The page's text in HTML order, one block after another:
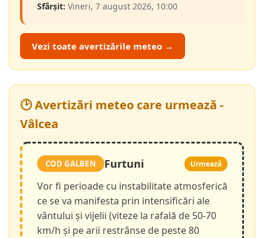
Sfârșit: Vineri, 7 august 2026, 10:00
Vezi toate avertizările meteo →
🕑 Avertizări meteo care urmează -
Vâlcea
COD GALBEN Furtuni Urmează
Vor fi perioade cu instabilitate atmosferică
ce se va manifesta prin intensificări ale
vântului și vijelii (viteze la rafală de 50-70
km/h și pe arii restrânse de peste 80